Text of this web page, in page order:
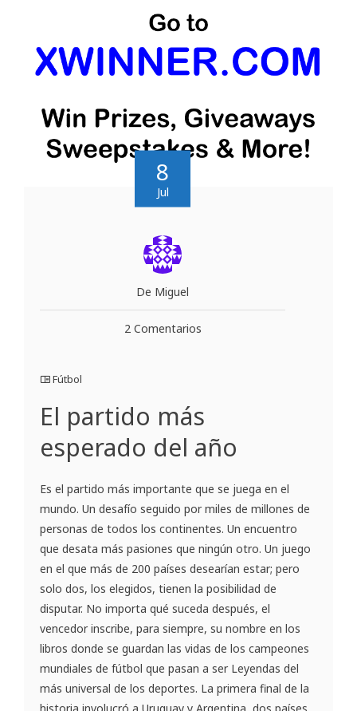
8
Jul
De Miguel
2 Comentarios
Fútbol
El partido más
esperado del año
Es el partido más importante que se juega en el
mundo. Un desafío seguido por miles de millones de
personas de todos los continentes. Un encuentro
que desata más pasiones que ningún otro. Un juego
en el que más de 200 países desearían estar; pero
solo dos, los elegidos, tienen la posibilidad de
disputar. No importa qué suceda después, el
vencedor inscribe, para siempre, su nombre en los
libros donde se guardan las vidas de los campeones
mundiales de fútbol que pasan a ser Leyendas del
más universal de los deportes. La primera final de la